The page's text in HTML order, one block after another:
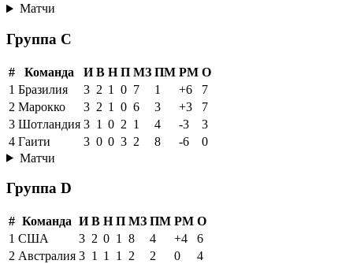
Матчи
Группа C
# Команда И В Н П МЗ ПМ РМ О
1 Бразилия 3 2 1 0 7 1 +6
7
2 Марокко 3 2 1 0 6 3 +3
7
3 Шотландия 3 1 0 2 1 4 -3
3
4 Гаити 3 0 0 3 2 8 -6
0
Матчи
Группа D
# Команда И В Н П МЗ ПМ РМ О
1 США 3 2 0 1 8 4 +4
6
2 Австралия 3 1 1 1 2 2 0
4